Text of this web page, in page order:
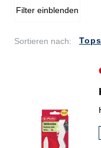
Filter einblenden
Sortieren nach: